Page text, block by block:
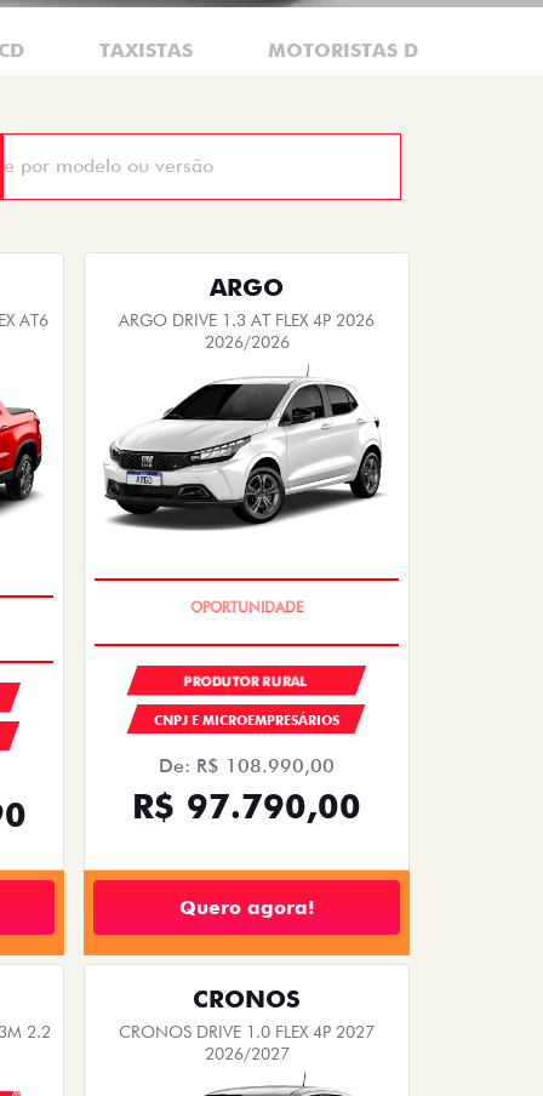
TAXISTAS MOTORISTAS DE
AT6
ARGO
ARGO DRIVE 1.3 AT FLEX 4P 2026
2026/2026
PRODUTOR RURAL
CNPJ E MICROEMPRESÁRIOS
De: R$ 108.990,00
R$ 97.790,00
Quero agora!
2.2
CRONOS
CRONOS DRIVE 1.0 FLEX 4P 2027
2026/2027